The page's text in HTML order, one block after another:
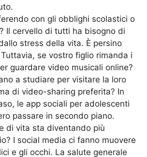
con gli obblighi scolastici o
Il cervello di tutti ha bisogno di
stress della vita. È persino
se vostro figlio rimanda i
guardare video musicali online?
a studiare per visitare la loro
di video-sharing preferita? In
le app sociali per adolescenti
passare in secondo piano.
di vita sta diventando più
I social media ci fanno muovere
e gli occhi. La salute generale